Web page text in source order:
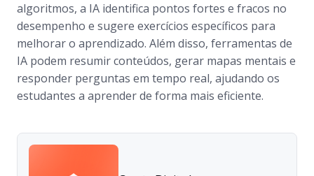
algoritmos, a IA identifica pontos fortes e fracos no
desempenho e sugere exercícios específicos para
melhorar o aprendizado. Além disso, ferramentas de
IA podem resumir conteúdos, gerar mapas mentais e
responder perguntas em tempo real, ajudando os
estudantes a aprender de forma mais eficiente.